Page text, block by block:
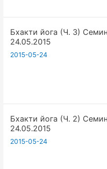
Бхакти йога (Ч. 3)
24.05.2015
2015-05-24
Бхакти йога (Ч. 2)
24.05.2015
2015-05-24